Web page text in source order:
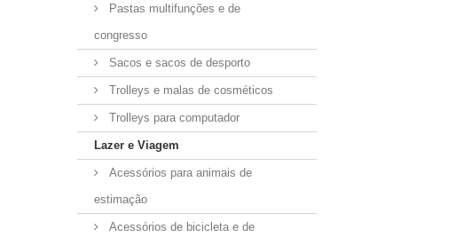
Pastas multifunções e de
congresso
Sacos e sacos de desporto
Trolleys e malas de cosméticos
Trolleys para computador
Lazer e Viagem
Acessórios para animais de
estimação
Acessórios de bicicleta e de